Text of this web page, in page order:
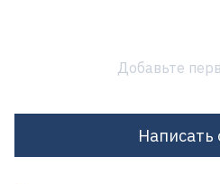
Добавьте
Написать